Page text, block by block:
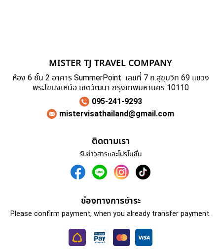
MISTER TJ TRAVEL COMPANY
ห้อง 6 ชั้น 2 อาคาร SummerPoint เลขที่ 7 ถ.สุขุมวิท 69 แขวง
พระโขนงเหนือ เขตวัฒนา กรุงเทพมหานคร 10110
095-241-9293
mistervisathailand@gmail.com
ติดตามเรา
รับข่าวสารและโปรโมชั่น
ช่องทางการชำระ
Please confirm payment, when you already transfer payment.